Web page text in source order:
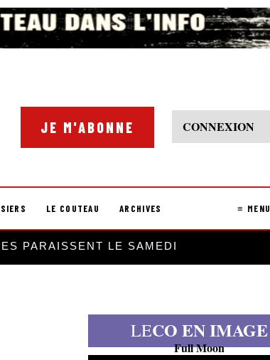
JE M'ABONNE CONNEXION
LE COUTEAU ARCHIVES ≡ MENU
PARAISSENT LE SAMEDI
LECO EN IMAGE
Full Moon